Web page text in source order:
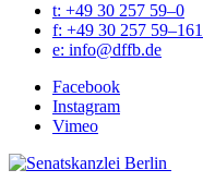
t: +49 30 257 59–0
f: +49 30 257 59–161
e: info@​dffb.​de
Face­book
Insta­gram
Vimeo